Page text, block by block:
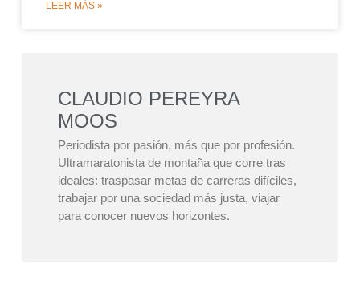
LEER MÁS »
CLAUDIO PEREYRA
MOOS
Periodista por pasión, más que por profesión.
Ultramaratonista de montaña que corre tras
ideales: traspasar metas de carreras difíciles,
trabajar por una sociedad más justa, viajar
para conocer nuevos horizontes.